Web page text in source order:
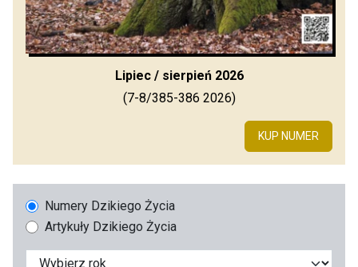
Lipiec / sierpień 2026
(7-8/385-386 2026)
KUP NUMER
Numery Dzikiego Życia
Artykuły Dzikiego Życia